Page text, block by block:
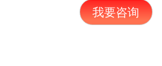
我要咨询